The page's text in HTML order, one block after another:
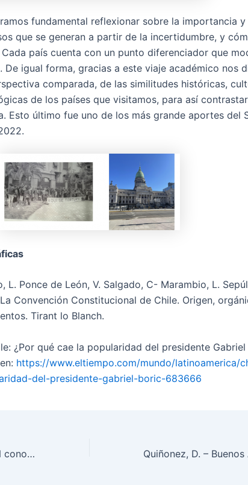
fundamental reflexionar sobre la importancia y
que se generan a partir de la incertidumbre, y
país cuenta con un punto diferenciador que
De igual forma, gracias a este viaje académico nos
comparada, de las similitudes históricas,
de los países que visitamos, para así
Esto último fue uno de los más grande aportes del
L. Ponce de León, V. Salgado, C- Marambio, L.
Convención Constitucional de Chile. Origen,
Tirant lo Blanch.
¿Por qué cae la popularidad del presidente
https://www.eltiempo.com/mundo/latinoamerica/
del-presidente-gabriel-boric-683666
Giraldo, L. – Recorriendo el cono sur: mundos diferentes en un mismo continente